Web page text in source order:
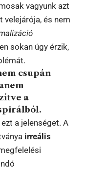
vagyunk azt
velejárója, és nem
sokan úgy érzik,
csupán
a
a jelenséget. A
irreális